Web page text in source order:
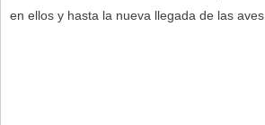
en ellos y hasta la nueva llegada de las aves.